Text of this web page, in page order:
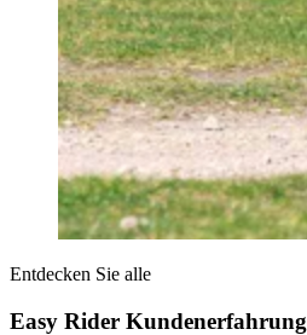
Entdecken Sie alle
Easy Rider Kundenerfahrung